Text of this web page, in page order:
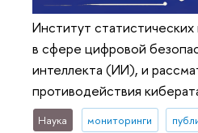
Институт
в сфере цифровой
интеллекта (ИИ), и
противодействия
Наука мониторинги